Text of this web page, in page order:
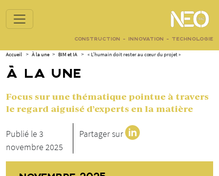
CONSTRUCTION - INNOVATION - TECHNOLOGIE
Accueil > À la une > BIM et IA > « L’humain doit rester au cœur du projet »
À LA UNE
Focus sur une thématique pointue à travers
le regard aiguisé d’experts en la matière
Publié le 3
novembre 2025
Partager sur